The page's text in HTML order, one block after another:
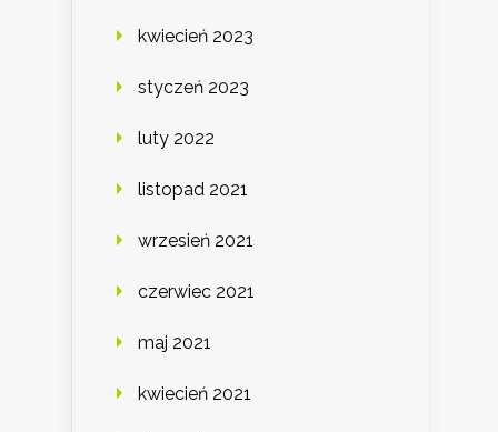
kwiecień 2023
styczeń 2023
luty 2022
listopad 2021
wrzesień 2021
czerwiec 2021
maj 2021
kwiecień 2021